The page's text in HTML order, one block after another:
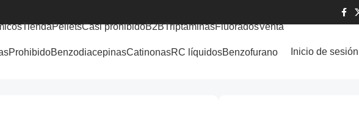
TiendaPelletsCasi prohibidoB2BTriptaminasFluoradosVenta
ProhibidoBenzodiacepinasCatinonasRC líquidosBenzofurano Inicio de